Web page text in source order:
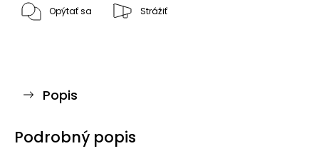
Opýtať sa Strážiť
Popis
Podrobný popis